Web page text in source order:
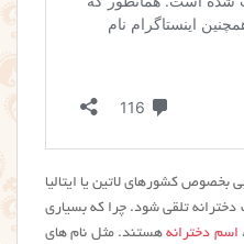
کشورهای لاتین یا ایتالیا
تلقی شود. چرا که بسیاری
اسم دخترانههستند. مثل نام های